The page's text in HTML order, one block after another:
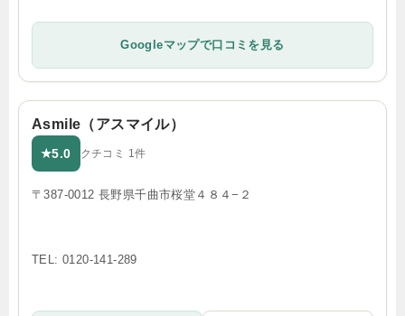
Googleマップで口コミを見る
Asmile（アスマイル）
★5.0 クチコミ 1件
〒387-0012 長野県千曲市桜堂４８４−２
TEL: 0120-141-289